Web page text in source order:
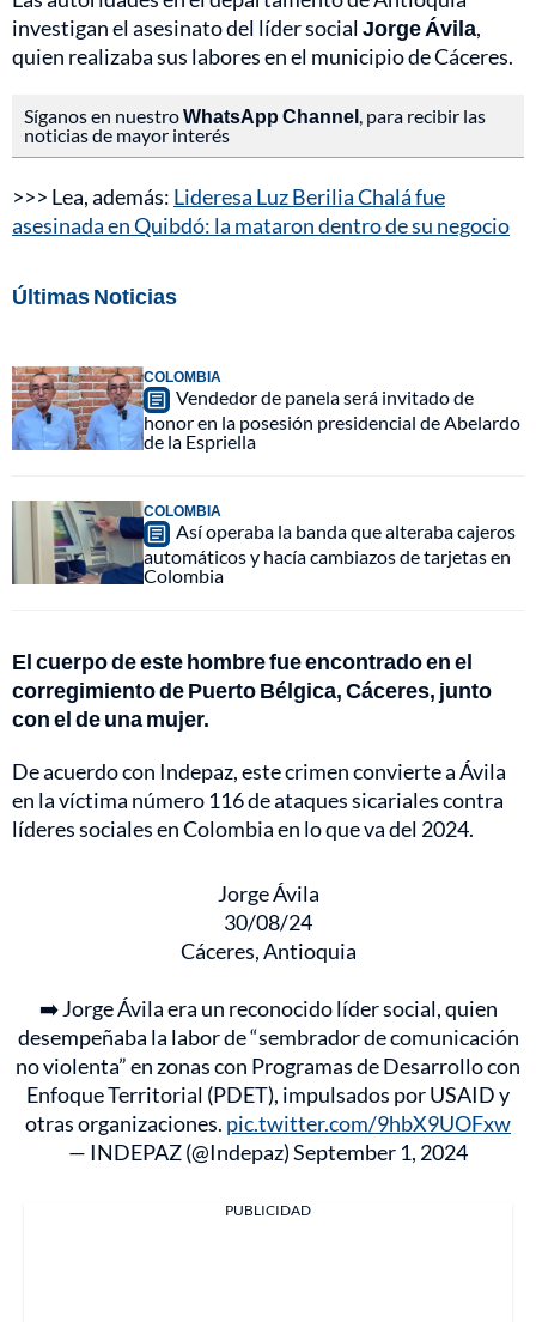
investigan el asesinato del líder socialJorge Ávila,
quien realizaba sus labores en el municipio de Cáceres.
Síganos en nuestroWhatsApp Channel , para recibir las
noticias de mayor interés
>>> Lea, además: Lideresa Luz Berilia Chalá fue
asesinada en Quibdó: la mataron dentro de su negocio
Últimas Noticias
COLOMBIA
Vendedor de panela será invitado de
honor en la posesión presidencial de Abelardo
de la Espriella
COLOMBIA
Así operaba la banda que alteraba cajeros
automáticos y hacía cambiazos de tarjetas en
Colombia
El cuerpo de este hombre fue encontrado en el
corregimiento de Puerto Bélgica, Cáceres, junto
con el de una mujer.
De acuerdo con Indepaz, este crimen convierte a Ávila
en la víctima número 116 de ataques sicariales contra
líderes sociales en Colombia en lo que va del 2024.
Jorge Ávila
30/08/24
Cáceres, Antioquia
➡️ Jorge Ávila era un reconocido líder social, quien
desempeñaba la labor de “sembrador de comunicación
no violenta” en zonas con Programas de Desarrollo con
Enfoque Territorial (PDET), impulsados por USAID y
otras organizaciones. pic.twitter.com/9hbX9UOFxw
— INDEPAZ (@Indepaz)September 1, 2024
PUBLICIDAD